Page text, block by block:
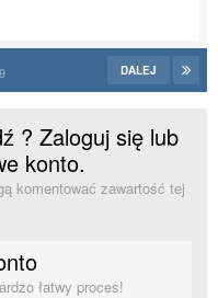
DALEJ
? Zaloguj się lub
konto.
komentować zawartość tej
łatwy proces!